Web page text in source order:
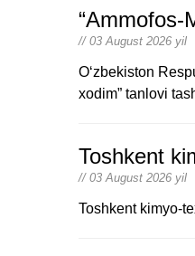
“Ammofos-
// 03 August 2026 yil
O‘zbekiston
xodim” tanlovi
Toshkent
// 03 August 2026 yil
Toshkent kimyo-